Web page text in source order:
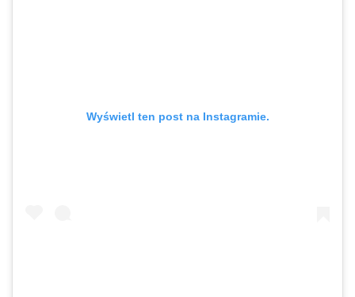
Wyświetl ten post na Instagramie.